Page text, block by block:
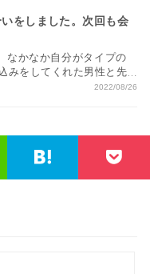
をしました。次回も会
なかなか自分がタイプの
みをしてくれた男性と先
良く、話も弾むまではい
すが 過去に付き合った
お断りをしてしまうのは
きでしょうか？
2022/08/26